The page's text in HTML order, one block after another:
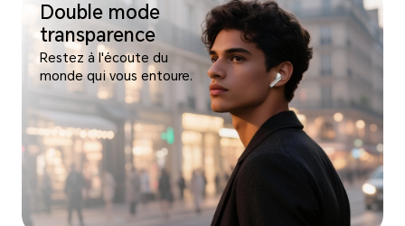
Double mode
transparence
Restez à l'écoute du
monde qui vous entoure.